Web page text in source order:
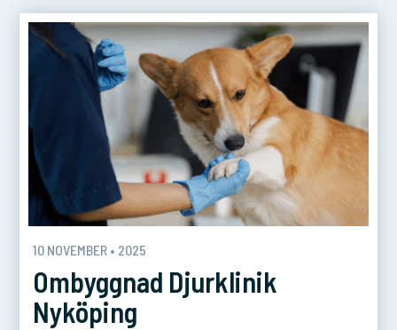
förtroendet vi […]
10 NOVEMBER • 2025
Ombyggnad Djurklinik
Nyköping